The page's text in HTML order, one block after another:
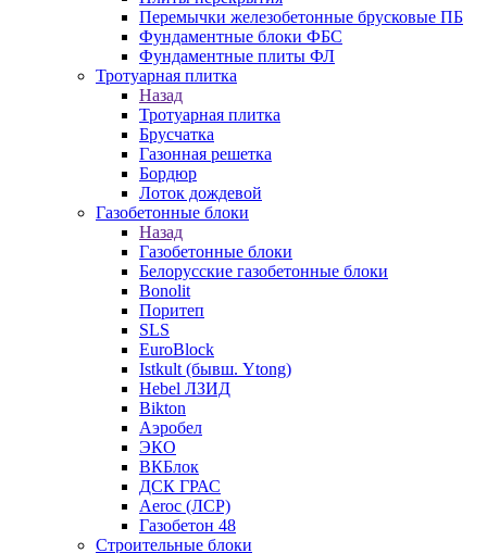
Перемычки железобетонные брусковые ПБ
Фундаментные блоки ФБС
Фундаментные плиты ФЛ
Тротуарная плитка
Назад
Тротуарная плитка
Брусчатка
Газонная решетка
Бордюр
Лоток дождевой
Газобетонные блоки
Назад
Газобетонные блоки
Белорусские газобетонные блоки
Bonolit
Поритеп
SLS
EuroBlock
Istkult (бывш. Ytong)
Hebel ЛЗИД
Bikton
Аэробел
ЭКО
ВКБлок
ДСК ГРАС
Aeroc (ЛСР)
Газобетон 48
Строительные блоки